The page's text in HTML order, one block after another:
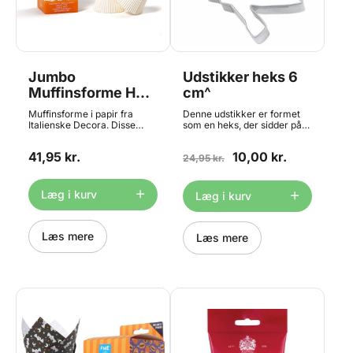
Jumbo
Muffinsforme Hvid
60 stk, Decora
Muffinsforme i papir fra
Italienske Decora. Disse
kvalitet papiret har, giver et
holder sin form og farve
under bagningen. Slipper let
kagen. Indeholder 60
engangsforme. Størrelse Ø
5,5 x 4,5 cm. For det bedste
resultat anbefaler vi altid at
benytte en
41,95 kr.
Læg i kurv
Læs mere
Udstikker heks 6
cm^
Denne udstikker er formet
som en heks, der sidder på
formede cookies er lige
istedet for at sende hende til
Bloksbjerg, kan du sende
hende lige ned i din
lækkersultne mave.
24,95 kr. 10,00 kr.
Læg i kurv
Læs mere